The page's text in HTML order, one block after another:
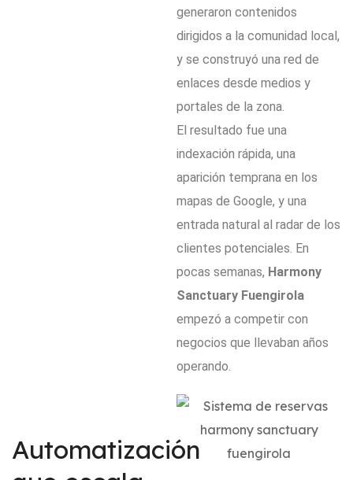
generaron contenidos
dirigidos a la comunidad local,
y se construyó una red de
enlaces desde medios y
portales de la zona.
El resultado fue una
indexación rápida, una
aparición temprana en los
mapas de Google, y una
entrada natural al radar de los
clientes potenciales. En
pocas semanas, Harmony
Sanctuary Fuengirola
empezó a competir con
negocios que llevaban años
operando.
Automatización